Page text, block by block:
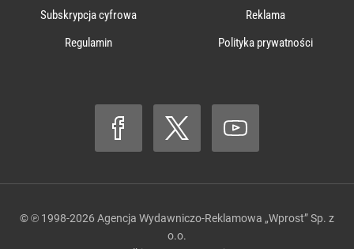
Subskrypcja cyfrowa
Reklama
Regulamin
Polityka prywatności
© ℗ 1998-2026 Agencja Wydawniczo-Reklamowa „Wprost” Sp. z
o.o.